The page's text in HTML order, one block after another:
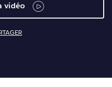
vidéo